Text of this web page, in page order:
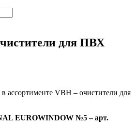
для ПВХ
ассортименте VBH – очистители для
EUROWINDOW №5 – арт.